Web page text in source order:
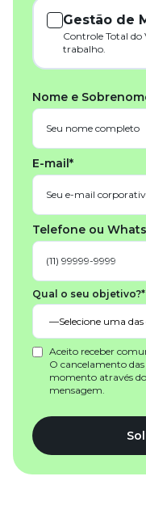
Gestão de
Controle Total do
trabalho.
Nome e
E-mail*
Telefone ou
Qual o seu objetivo?*
Aceito receber
O cancelamento
momento através
mensagem.